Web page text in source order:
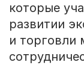
которые
развитии
и торговли